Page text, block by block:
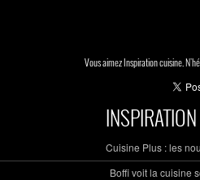
Vous aimez Inspiration cuisine.
Cuisine Plus : les
Boffi voit la cuisine